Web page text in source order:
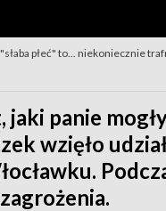
płeć" to... niekoniecznie
panie
wzięło